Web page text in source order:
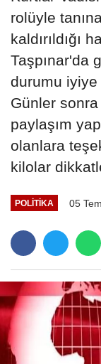
rolüyle
kaldırıldığı
Taşpınar'da
durumu
Günler
paylaşım
olanlara
kilolar
POLITIKA 05